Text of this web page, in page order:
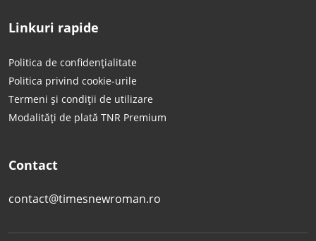
Linkuri rapide
Politica de confidențialitate
Politica privind cookie-urile
Termeni și condiții de utilizare
Modalități de plată TNR Premium
Contact
contact@timesnewroman.ro